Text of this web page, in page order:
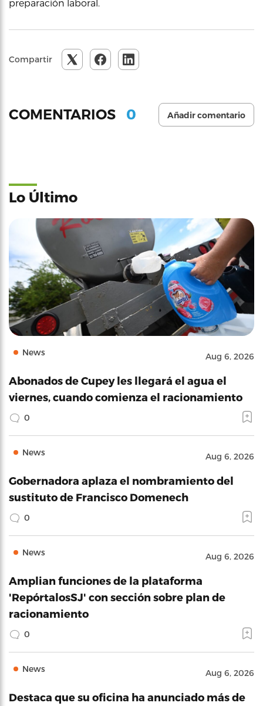
preparación laboral.
Compartir
COMENTARIOS 0 Añadir comentario
Lo Último
News Aug 6, 2026
Abonados de Cupey les llegará el agua el
viernes, cuando comienza el racionamiento
0
News Aug 6, 2026
Gobernadora aplaza el nombramiento del
sustituto de Francisco Domenech
0
News Aug 6, 2026
Amplian funciones de la plataforma
'RepórtalosSJ' con sección sobre plan de
racionamiento
0
News Aug 6, 2026
Destaca que su oficina ha anunciado más de